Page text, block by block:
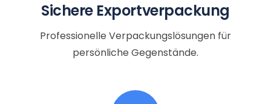
Sichere Exportverpackung
Professionelle Verpackungslösungen für
persönliche Gegenstände.